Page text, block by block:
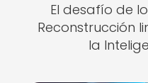
El desafío de
Reconstrucción
la